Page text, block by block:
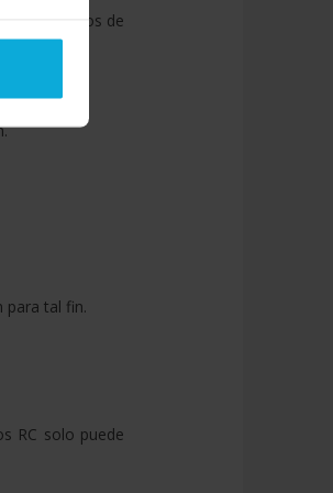
tipos de
para tal fin.
RC solo puede